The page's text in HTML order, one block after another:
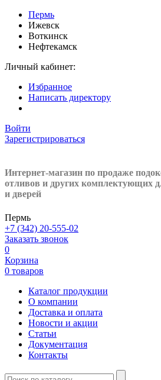
Пермь
Ижевск
Воткинск
Нефтекамск
Личный кабинет:
Избранное
Написать директору
Войти
Зарегистрироваться
Интернет-магазин по продаже
отливов и других комплектующих
и дверей
Пермь
+7 (342) 20-555-02
Заказать звонок
0
Корзина
0 товаров
Каталог продукции
О компании
Доставка и оплата
Новости и акции
Статьи
Документация
Контакты